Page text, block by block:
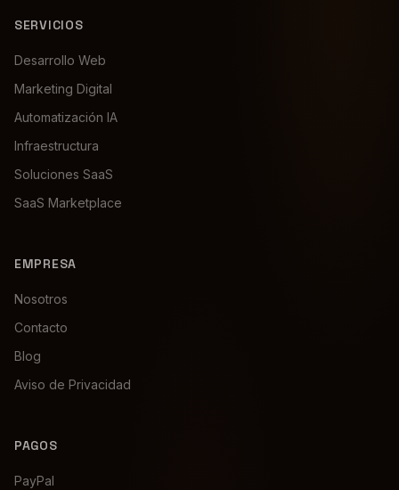
SERVICIOS
Desarrollo Web
Marketing Digital
Automatización IA
Infraestructura
Soluciones SaaS
SaaS Marketplace
EMPRESA
Nosotros
Contacto
Blog
Aviso de Privacidad
PAGOS
PayPal